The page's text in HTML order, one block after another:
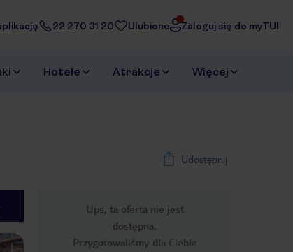
22 270 31 20 Ulubione Zaloguj się do myTUI
Hotele Atrakcje Więcej
Udostępnij
Ups, ta oferta nie jest
dostępna.
Przygotowaliśmy dla Ciebie
slide